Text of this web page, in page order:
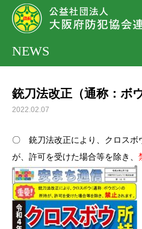
NEWS
銃刀法改正（通称：ボ
2022.02.07
〇 銃刀法改正により、クロスボ
が、許可を受けた場合等を除き、